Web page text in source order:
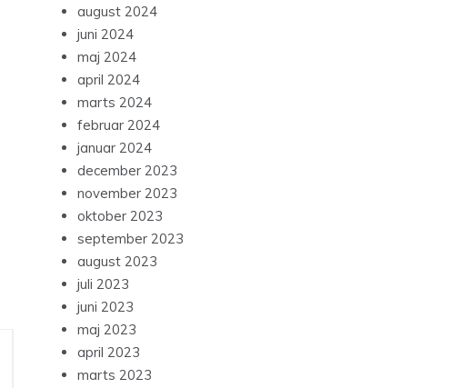
august 2024
juni 2024
maj 2024
april 2024
marts 2024
februar 2024
januar 2024
december 2023
november 2023
oktober 2023
september 2023
august 2023
juli 2023
juni 2023
maj 2023
april 2023
marts 2023